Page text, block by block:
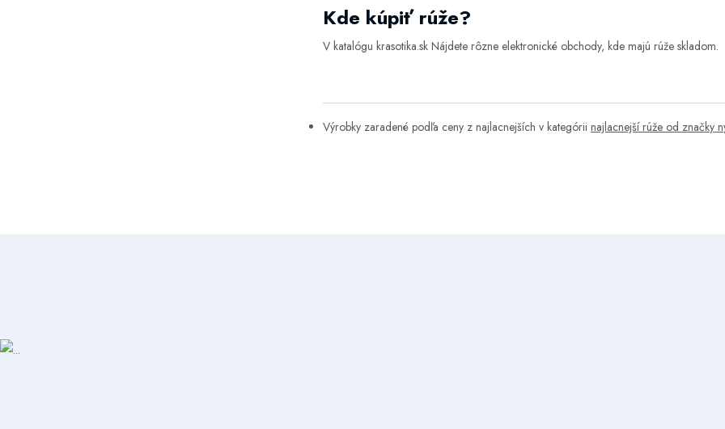
Kde kúpiť rúže?
V katalógu krasotika.sk Nájdete rôzne elektronické obchody, kde majú rúže skladom.
Výrobky zaradené podľa ceny z najlacnejších v kategórii najlacnejší rúže od značky